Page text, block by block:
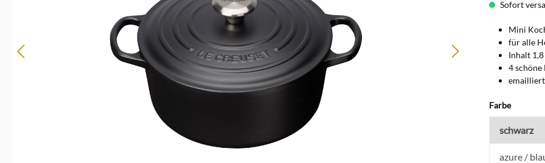
Sofort
Mini
für alle
Inhalt
4
Farbe
schwarz
azure /